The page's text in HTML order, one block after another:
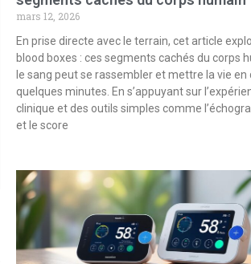
mars 12, 2026
En prise directe avec le terrain, cet article
blood boxes : ces segments cachés du corps
le sang peut se rassembler et mettre la vie en
quelques minutes. En s’appuyant sur
clinique et des outils simples comme
et le score